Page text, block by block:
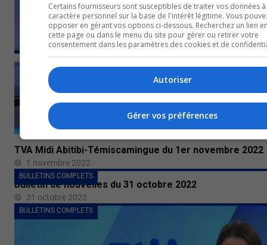
TVA Midi Abitibi-Témiscamingue du 1er novembre 2022
1 novembre 2022
BULLETINS COMPLETS
Bulletin de nouvelles du 31 octobre 2022
31 octobre 2022
BULLETINS COMPLETS
Certains fournisseurs sont susceptibles de traiter vos données à
caractère personnel sur la base de l'intérêt légitime. Vous
opposer en gérant vos options ci-dessous. Recherchez un lien
cette page ou dans le menu du site pour gérer ou retirer votre
consentement dans les paramètres des cookies et de
Autoriser
Gérer vos préférences